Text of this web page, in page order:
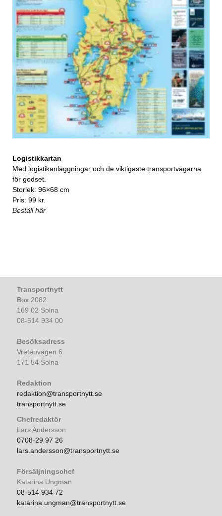
Logistikkartan
Med logistikanläggningar och de viktigaste transportvägarna
för godset.
Storlek: 96×68 cm
Pris: 99 kr.
Beställ här
Transportnytt
Box 2082
169 02 Solna
08-514 934 00
Besöksadress
Vretenvägen 6
171 54 Solna
Redaktion
redaktion@transportnytt.se
transportnytt.se
Chefredaktör
Lars Andersson
0708-29 97 26
lars.andersson@transportnytt.se
Försäljningschef
Katarina Ungman
08-514 934 72
katarina.ungman@transportnytt.se